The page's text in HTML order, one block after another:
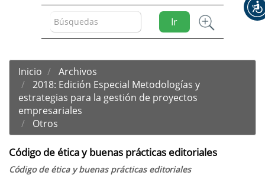
Ir
Inicio
Archivos
2018: Edición Especial Metodologías y
estrategias para la gestión de proyectos
empresariales
Otros
Código de ética y buenas prácticas editoriales
Código de ética y buenas prácticas editoriales